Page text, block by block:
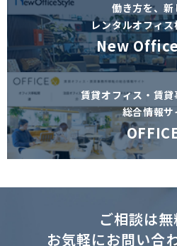
働き方を、
レンタルオフィ
New
賃貸オフィス・賃
総合情報サ
ご相談は
お気軽にお問い合